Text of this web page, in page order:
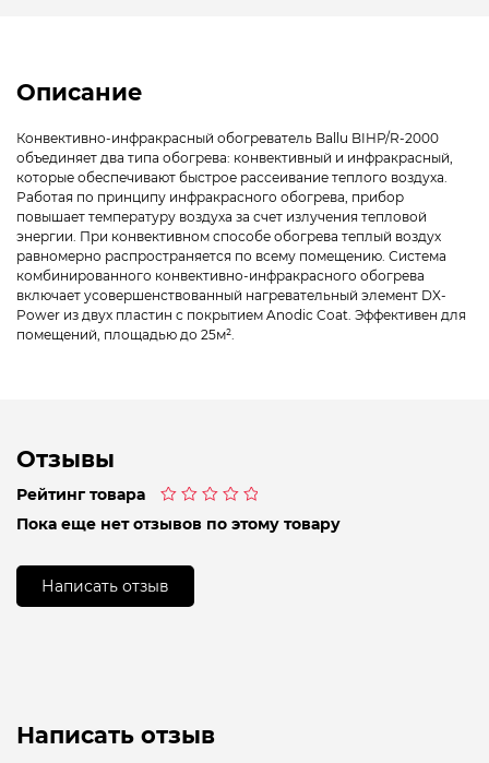
Описание
Конвективно-инфракрасный обогреватель Ballu BIHP/R-2000
объединяет два типа обогрева: конвективный и инфракрасный,
которые обеспечивают быстрое рассеивание теплого воздуха.
Работая по принципу инфракрасного обогрева, прибор
повышает температуру воздуха за счет излучения тепловой
энергии. При конвективном способе обогрева теплый воздух
равномерно распространяется по всему помещению. Система
комбинированного конвективно-инфракрасного обогрева
включает усовершенствованный нагревательный элемент DX-
Power из двух пластин с покрытием Anodic Coat. Эффективен для
помещений, площадью до 25м².
Отзывы
Рейтинг товара
0
Пока еще нет отзывов по этому товару
Написать отзыв
Написать отзыв